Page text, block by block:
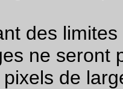
des
ne seront
de